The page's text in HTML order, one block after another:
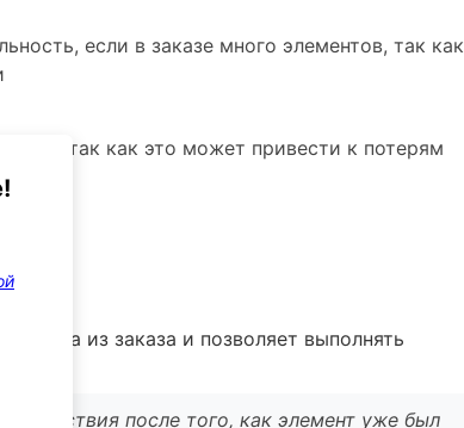
если в заказе много элементов, так как
так как это может привести к потерям
из заказа и позволяет выполнять
действия после того, как элемент уже был